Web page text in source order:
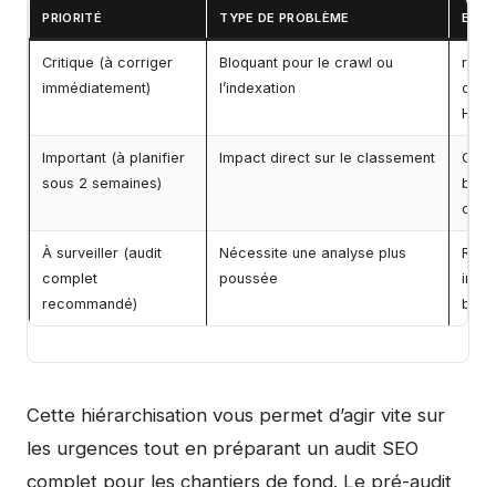
PRIORITÉ TYPE DE PROBLÈME
Critique (à corriger
immédiatement)
Bloquant pour le crawl ou
l’indexation
Important (à planifier
sous 2 semaines)
Impact direct sur le classement
À surveiller (audit
complet
recommandé)
Nécessite une analyse plus
poussée
Cette hiérarchisation vous permet d’agir vite sur
les urgences tout en préparant un audit SEO
complet pour les chantiers de fond. Le pré-audit